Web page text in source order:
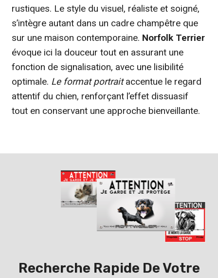
rustiques. Le style du visuel, réaliste et soigné,
s’intègre autant dans un cadre champêtre que
sur une maison contemporaine. Norfolk Terrier
évoque ici la douceur tout en assurant une
fonction de signalisation, avec une lisibilité
optimale. Le format portraitaccentue le regard
attentif du chien, renforçant l’effet dissuasif
tout en conservant une approche bienveillante.
Recherche Rapide De Votre